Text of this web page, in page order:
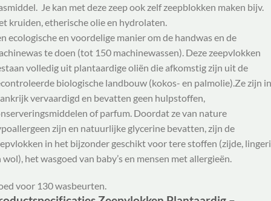
Je kan met deze zeep ook zelf zeepblokken maken bijv.
kruiden, etherische olie en hydrolaten.
ecologische en voordelige manier om de handwas en de
te doen (tot 150 machinewassen). Deze zeepvlokken
volledig uit plantaardige oliën die afkomstig zijn uit de
biologische landbouw (kokos- en palmolie).Ze zijn in
vervaardigd en bevatten geen hulpstoffen,
of parfum. Doordat ze van nature
zijn en natuurlijke glycerine bevatten, zijn de
in het bijzonder geschikt voor tere stoffen (zijde,
wol), het wasgoed van baby’s en mensen met allergieën.
voor 130 wasbeurten.